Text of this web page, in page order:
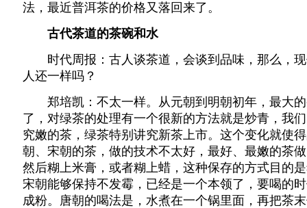
法，最近普洱茶的价格又落回来了。
古代茶道的茶碗和水
时代周报：古人谈茶道，会谈到品味，那么，现
人还一样吗？
郑培凯：不太一样。从元朝到明朝初年，最大的
了，对绿茶的处理有一个很新的方法就是炒青，我
究嫩的茶，绿茶特别讲究新茶上市。这个变化就使
朝、宋朝的茶，做的技术不太好，最好、最嫩的茶
然后糊上米膏，或者糊上蜡，这种保存的方式目的
宋朝能够保持不发霉，已经是一个本领了，要喝的
成粉。唐朝的喝法是，水煮在一个锅里面，再把茶